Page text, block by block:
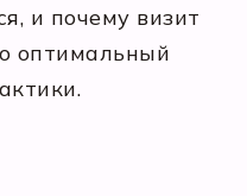
и почему визит
оптимальный